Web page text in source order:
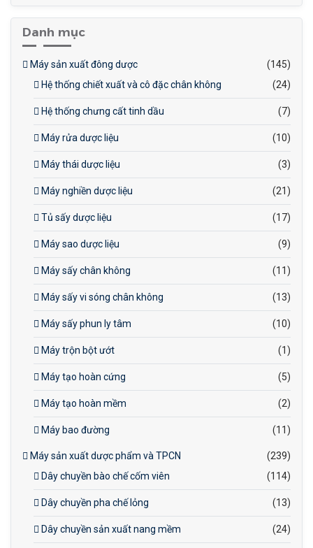
chính xác giúp duy trì nhiệt
độ ổn định trong suốt quá
chất lượng tinh dầu đầu ra.
Danh mục
Máy sản xuất đông dược
(145)
Hệ thống chiết xuất và cô đặc chân không
(24)
Hệ thống chưng cất tinh dầu (7)
Máy rửa dược liệu (10)
Máy thái dược liệu (3)
Máy nghiền dược liệu (21)
Tủ sấy dược liệu (17)
Máy sao dược liệu (9)
Máy sấy chân không (11)
Máy sấy vi sóng chân không (13)
Máy sấy phun ly tâm (10)
Máy trộn bột ướt (1)
Máy tạo hoàn cứng (5)
Máy tạo hoàn mềm (2)
Máy bao đường (11)
Máy sản xuất dược phẩm và TPCN
(239)
Dây chuyền bào chế cốm viên
(114)
Dây chuyền pha chế lỏng (13)
Dây chuyền sản xuất nang mềm (24)